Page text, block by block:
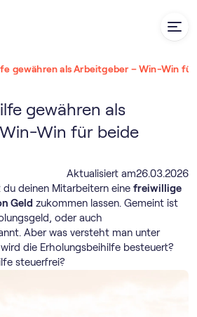
gewähren als Arbeitgeber – Win-Win
gewähren als
Win für beide
Aktualisiert am26.03.2026
du deinen Mitarbeitern eine freiwillige
Geld zukommen lassen. Gemeint ist
oder auch
Aber was versteht man unter
die Erholungsbeihilfe besteuert?
steuerfrei?